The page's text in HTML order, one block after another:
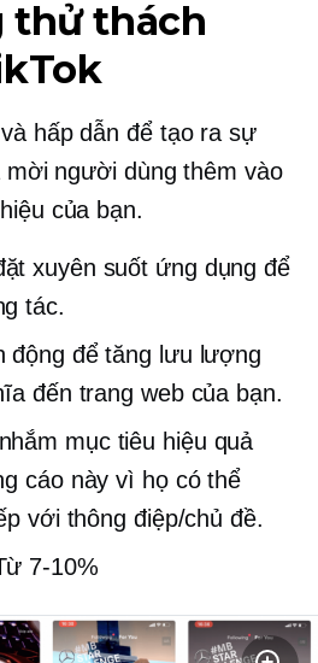
thử thách
hấp dẫn để tạo ra sự
mời người dùng thêm vào
của bạn.
xuyên suốt ứng dụng để
tác.
động để tăng lưu lượng
đến trang web của bạn.
mục tiêu hiệu quả
cáo này vì họ có thể
với thông điệp/chủ đề.
7-10%